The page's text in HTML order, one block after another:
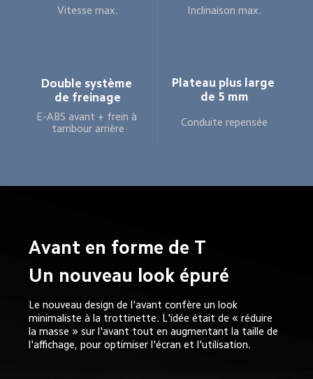
Vitesse max. Inclinaison max.
Double système
de freinage
E-ABS avant + frein à
tambour arrière
Plateau plus large
de 5 mm
Conduite repensée
Avant en forme de T
Un nouveau look épuré
Le nouveau design de l'avant confère un look
minimaliste à la trottinette. L'idée était de « réduire
la masse » sur l'avant tout en augmentant la taille de
l'affichage, pour optimiser l'écran et l'utilisation.